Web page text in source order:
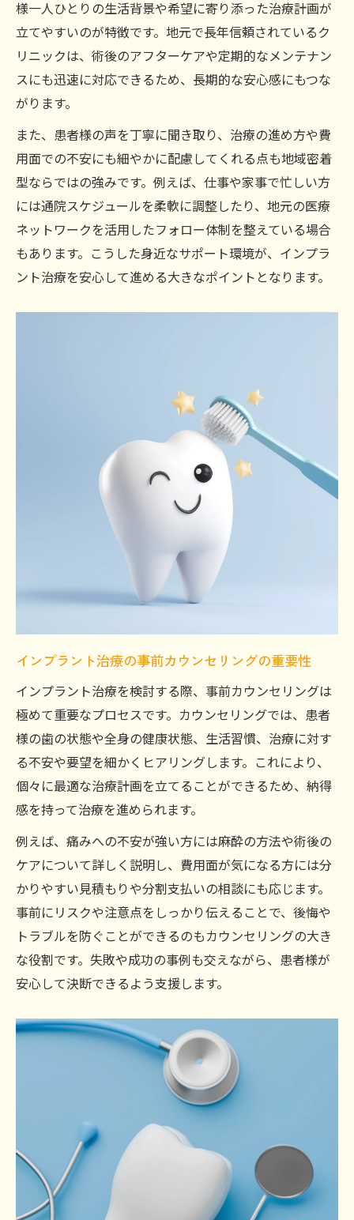
様一人ひとりの生活背景や希望に寄り添った治療計画が
立てやすいのが特徴です。地元で長年信頼されているク
リニックは、術後のアフターケアや定期的なメンテナン
スにも迅速に対応できるため、長期的な安心感にもつな
がります。
また、患者様の声を丁寧に聞き取り、治療の進め方や費
用面での不安にも細やかに配慮してくれる点も地域密着
型ならではの強みです。例えば、仕事や家事で忙しい方
には通院スケジュールを柔軟に調整したり、地元の医療
ネットワークを活用したフォロー体制を整えている場合
もあります。こうした身近なサポート環境が、インプラ
ント治療を安心して進める大きなポイントとなります。
インプラント治療の事前カウンセリングの重要性
インプラント治療を検討する際、事前カウンセリングは
極めて重要なプロセスです。カウンセリングでは、患者
様の歯の状態や全身の健康状態、生活習慣、治療に対す
る不安や要望を細かくヒアリングします。これにより、
個々に最適な治療計画を立てることができるため、納得
感を持って治療を進められます。
例えば、痛みへの不安が強い方には麻酔の方法や術後の
ケアについて詳しく説明し、費用面が気になる方には分
かりやすい見積もりや分割支払いの相談にも応じます。
事前にリスクや注意点をしっかり伝えることで、後悔や
トラブルを防ぐことができるのもカウンセリングの大き
な役割です。失敗や成功の事例も交えながら、患者様が
安心して決断できるよう支援します。